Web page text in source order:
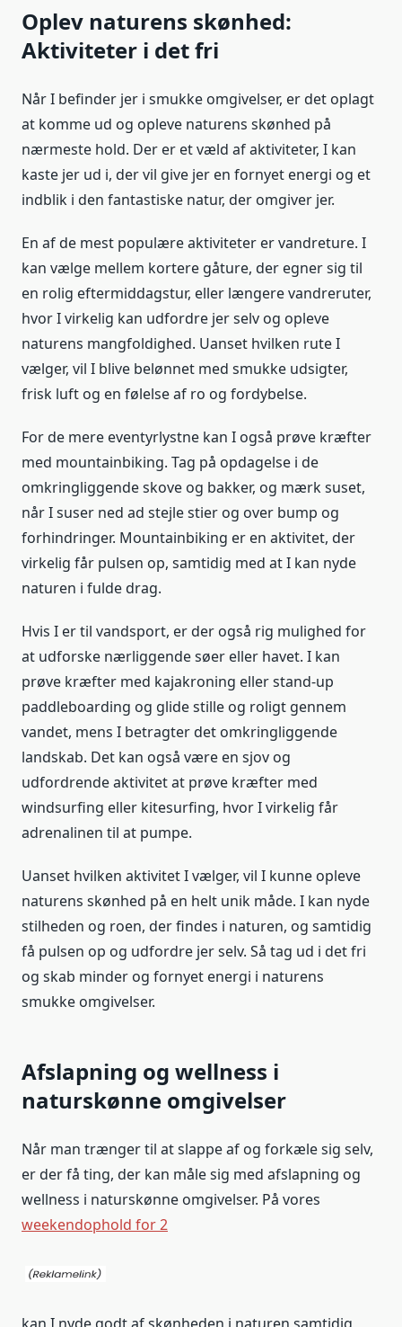
Oplev naturens skønhed:
Aktiviteter i det fri
Når I befinder jer i smukke omgivelser, er det oplagt
at komme ud og opleve naturens skønhed på
nærmeste hold. Der er et væld af aktiviteter, I kan
kaste jer ud i, der vil give jer en fornyet energi og et
indblik i den fantastiske natur, der omgiver jer.
En af de mest populære aktiviteter er vandreture. I
kan vælge mellem kortere gåture, der egner sig til
en rolig eftermiddagstur, eller længere vandreruter,
hvor I virkelig kan udfordre jer selv og opleve
naturens mangfoldighed. Uanset hvilken rute I
vælger, vil I blive belønnet med smukke udsigter,
frisk luft og en følelse af ro og fordybelse.
For de mere eventyrlystne kan I også prøve kræfter
med mountainbiking. Tag på opdagelse i de
omkringliggende skove og bakker, og mærk suset,
når I suser ned ad stejle stier og over bump og
forhindringer. Mountainbiking er en aktivitet, der
virkelig får pulsen op, samtidig med at I kan nyde
naturen i fulde drag.
Hvis I er til vandsport, er der også rig mulighed for
at udforske nærliggende søer eller havet. I kan
prøve kræfter med kajakroning eller stand-up
paddleboarding og glide stille og roligt gennem
vandet, mens I betragter det omkringliggende
landskab. Det kan også være en sjov og
udfordrende aktivitet at prøve kræfter med
windsurfing eller kitesurfing, hvor I virkelig får
adrenalinen til at pumpe.
Uanset hvilken aktivitet I vælger, vil I kunne opleve
naturens skønhed på en helt unik måde. I kan nyde
stilheden og roen, der findes i naturen, og samtidig
få pulsen op og udfordre jer selv. Så tag ud i det fri
og skab minder og fornyet energi i naturens
smukke omgivelser.
Afslapning og wellness i
naturskønne omgivelser
Når man trænger til at slappe af og forkæle sig selv,
er der få ting, der kan måle sig med afslapning og
wellness i naturskønne omgivelser. På vores
weekendophold for 2